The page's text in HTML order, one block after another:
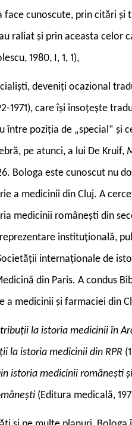
cunoscute, prin citări și
raliat și prin aceasta celor
1980, I, 1, 1),
deveniți ocazional
1971), care își însoțește
între poziția de „special“ și
pe atunci, a lui De Kruif,
Bologa este cunoscut nu
a medicinii din Cluj. A
medicinii românești din
instituțională,
internaționale de
din Paris. A condus
a medicinii și farmaciei din
la istoria medicinii în
la istoria medicinii din RPR
istoria medicinii românești
(Editura medicală,